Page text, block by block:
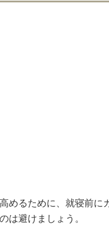
めるために、就寝前に
は避けましょう。